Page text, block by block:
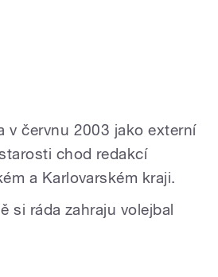
v červnu 2003 jako externí
chod redakcí
a Karlovarském kraji.
si ráda zahraju volejbal